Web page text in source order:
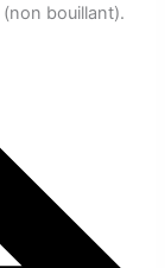
(non bouillant).